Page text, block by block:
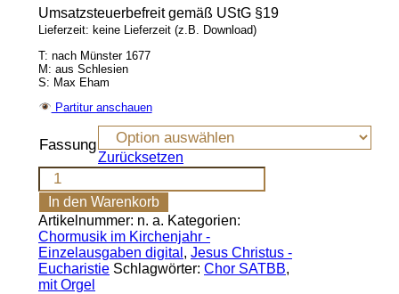
Umsatzsteuerbefreit gemäß UStG §19
Lieferzeit: keine Lieferzeit (z.B. Download)
T: nach Münster 1677
M: aus Schlesien
S: Max Eham
Partitur anschauen
Fassung
Zurücksetzen
Pange
lingua
Des-
Dur
[Digital]
Menge
In den Warenkorb
Artikelnummer: n. a. Kategorien:
Chormusik im Kirchenjahr -
Einzelausgaben digital , Jesus Christus -
Eucharistie Schlagwörter: Chor SATBB,
mit Orgel